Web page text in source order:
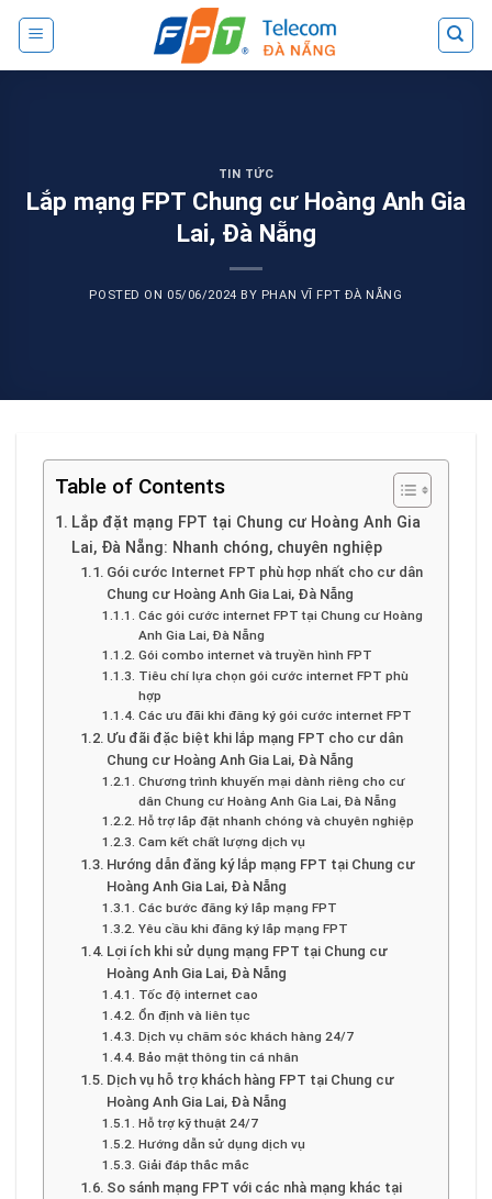
Skip
content
TIN TỨC
Lắp mạng FPT Chung cư Hoàng Anh Gia
Lai, Đà Nẵng
POSTED ON 05/06/2024 BY PHAN VĨ FPT ĐÀ NẴNG
Table of Contents
Lắp đặt mạng FPT tại Chung cư Hoàng Anh Gia
Lai, Đà Nẵng: Nhanh chóng, chuyên nghiệp
Gói cước Internet FPT phù hợp nhất cho cư dân
Chung cư Hoàng Anh Gia Lai, Đà Nẵng
Các gói cước internet FPT tại Chung cư Hoàng
Anh Gia Lai, Đà Nẵng
Gói combo internet và truyền hình FPT
Tiêu chí lựa chọn gói cước internet FPT phù
hợp
Các ưu đãi khi đăng ký gói cước internet FPT
Ưu đãi đặc biệt khi lắp mạng FPT cho cư dân
Chung cư Hoàng Anh Gia Lai, Đà Nẵng
Chương trình khuyến mại dành riêng cho cư
dân Chung cư Hoàng Anh Gia Lai, Đà Nẵng
Hỗ trợ lắp đặt nhanh chóng và chuyên nghiệp
Cam kết chất lượng dịch vụ
Hướng dẫn đăng ký lắp mạng FPT tại Chung cư
Hoàng Anh Gia Lai, Đà Nẵng
Các bước đăng ký lắp mạng FPT
Yêu cầu khi đăng ký lắp mạng FPT
Lợi ích khi sử dụng mạng FPT tại Chung cư
Hoàng Anh Gia Lai, Đà Nẵng
Tốc độ internet cao
Ổn định và liên tục
Dịch vụ chăm sóc khách hàng 24/7
Bảo mật thông tin cá nhân
Dịch vụ hỗ trợ khách hàng FPT tại Chung cư
Hoàng Anh Gia Lai, Đà Nẵng
Hỗ trợ kỹ thuật 24/7
Hướng dẫn sử dụng dịch vụ
Giải đáp thắc mắc
So sánh mạng FPT với các nhà mạng khác tại